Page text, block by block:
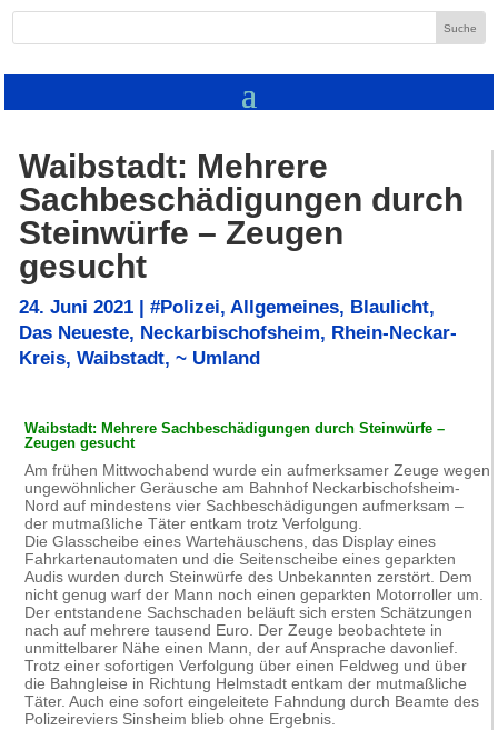
Waibstadt: Mehrere
Sachbeschädigungen durch
Steinwürfe – Zeugen
gesucht
24. Juni 2021 | #Polizei, Allgemeines, Blaulicht,
Das Neueste, Neckarbischofsheim, Rhein-Neckar-
Kreis, Waibstadt, ~ Umland
Waibstadt: Mehrere Sachbeschädigungen durch Steinwürfe –
Zeugen gesucht
Am frühen Mittwochabend wurde ein aufmerksamer Zeuge wegen
ungewöhnlicher Geräusche am Bahnhof Neckarbischofsheim-
Nord auf mindestens vier Sachbeschädigungen aufmerksam –
der mutmaßliche Täter entkam trotz Verfolgung.
Die Glasscheibe eines Wartehäuschens, das Display eines
Fahrkartenautomaten und die Seitenscheibe eines geparkten
Audis wurden durch Steinwürfe des Unbekannten zerstört. Dem
nicht genug warf der Mann noch einen geparkten Motorroller um.
Der entstandene Sachschaden beläuft sich ersten Schätzungen
nach auf mehrere tausend Euro. Der Zeuge beobachtete in
unmittelbarer Nähe einen Mann, der auf Ansprache davonlief.
Trotz einer sofortigen Verfolgung über einen Feldweg und über
die Bahngleise in Richtung Helmstadt entkam der mutmaßliche
Täter. Auch eine sofort eingeleitete Fahndung durch Beamte des
Polizeireviers Sinsheim blieb ohne Ergebnis.